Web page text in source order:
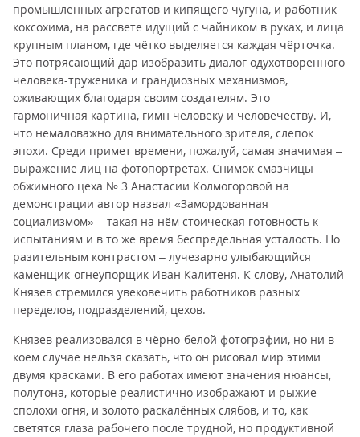
промышленных агрегатов и кипящего чугуна, и работник
коксохима, на рассвете идущий с чайником в руках, и лица
крупным планом, где чётко выделяется каждая чёрточка.
Это потрясающий дар изобразить диалог одухотворённого
человека-труженика и грандиозных механизмов,
оживающих благодаря своим создателям. Это
гармоничная картина, гимн человеку и человечеству. И,
что немаловажно для внимательного зрителя, слепок
эпохи. Среди примет времени, пожалуй, самая значимая –
выражение лиц на фотопортретах. Снимок смазчицы
обжимного цеха № 3 Анастасии Колмогоровой на
демонстрации автор назвал «Замордованная
социализмом» – такая на нём стоическая готовность к
испытаниям и в то же время беспредельная усталость. Но
разительным контрастом – лучезарно улыбающийся
каменщик-огнеупорщик Иван Калитеня. К слову, Анатолий
Князев стремился увековечить работников разных
переделов, подразделений, цехов.
Князев реализовался в чёрно-белой фотографии, но ни в
коем случае нельзя сказать, что он рисовал мир этими
двумя красками. В его работах имеют значения нюансы,
полутона, которые реалистично изображают и рыжие
сполохи огня, и золото раскалённых слябов, и то, как
светятся глаза рабочего после трудной, но продуктивной